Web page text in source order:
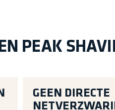
PEAK
GEEN DIRECTE